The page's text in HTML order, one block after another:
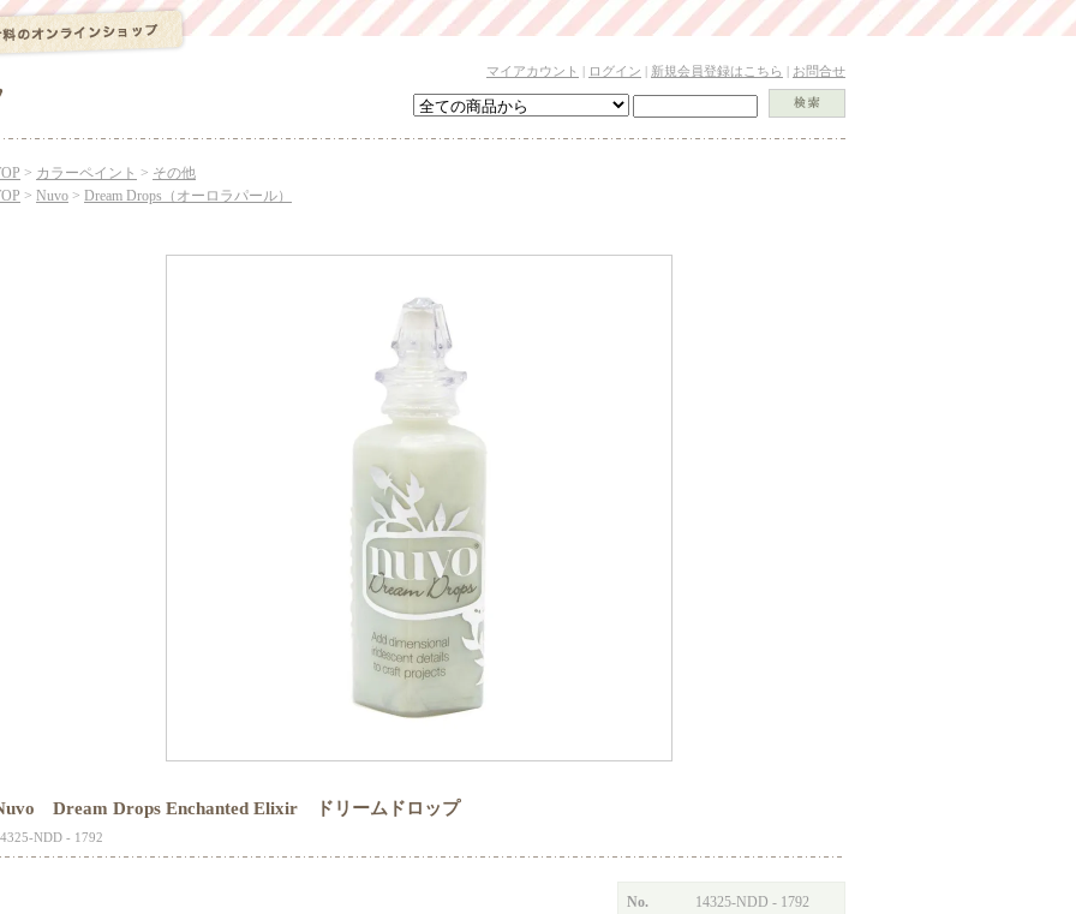
マイアカウント | ログイン | 新規会員登録はこちら | お問合せ
> カラーペイント > その他
> Nuvo > Dream Drops（オーロラパール）
Dream Drops Enchanted Elixir ドリームドロップ
NDD - 1792
No. 14325-NDD - 1792